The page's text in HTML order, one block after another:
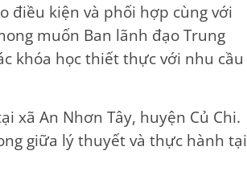
điều kiện và phối hợp cùng với
muốn Ban lãnh đạo Trung
khóa học thiết thực với nhu cầu
xã An Nhơn Tây, huyện Củ Chi.
giữa lý thuyết và thực hành tại